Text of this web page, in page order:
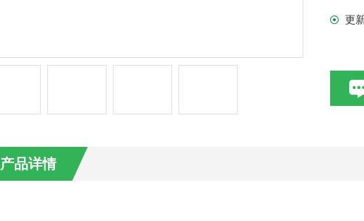
更
产品详情